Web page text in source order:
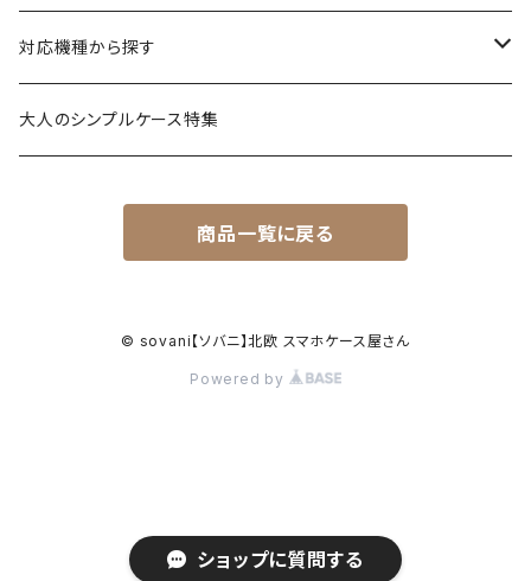
ショップに質問する
生き物
食べ物
シンプル・幾何学模様
名入れが出来るデザイン
透明・クリアケース（ハードケース）
透明・ソフトケース（柔らか素材）
透明・クリアグリップケース
強化ガラス（9H）ケース
ショルダー付スマホケース
対応機種から探す
iPhone 17 シリーズ
iPhone 15 / 14 シリーズ
iPhone 13 / 12 ～以前
大人のシンプルケース特集
商品一覧に戻る
© sovani【ソバニ】北欧 スマホケース屋さん
Powered by